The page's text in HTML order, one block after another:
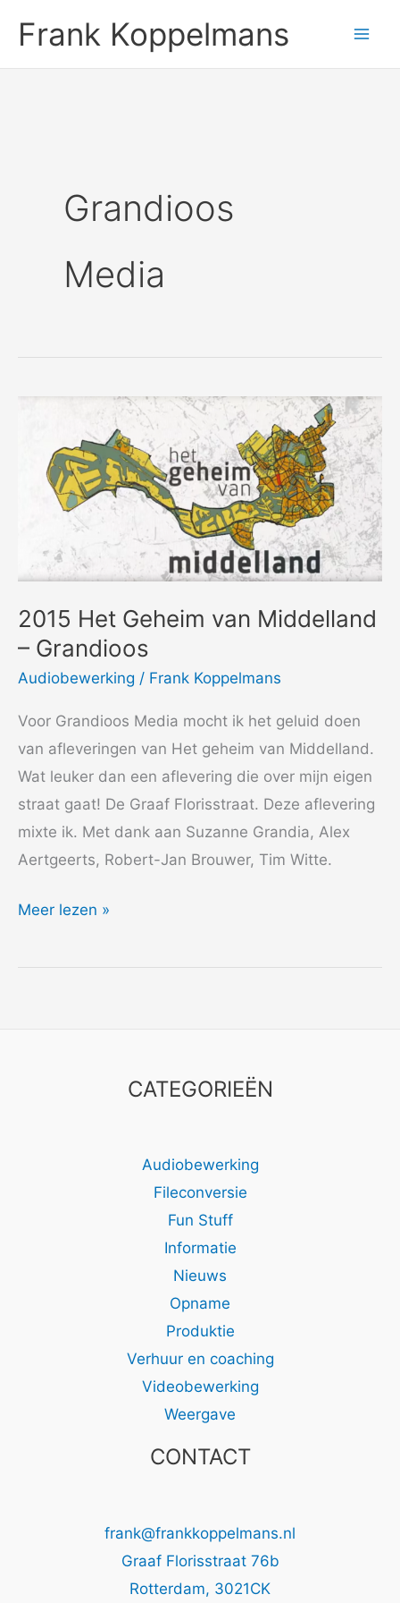
naar
de
Frank Koppelmans
Grandioos
Media
2015 Het Geheim van Middelland
– Grandioos
Audiobewerking / Frank Koppelmans
Voor Grandioos Media mocht ik het geluid doen
van afleveringen van Het geheim van Middelland.
Wat leuker dan een aflevering die over mijn eigen
straat gaat! De Graaf Florisstraat. Deze aflevering
mixte ik. Met dank aan Suzanne Grandia, Alex
Aertgeerts, Robert-Jan Brouwer, Tim Witte.
2015
Geheim
Meer lezen »
CATEGORIEËN
Audiobewerking
Fileconversie
Fun Stuff
Informatie
Nieuws
Opname
Produktie
Verhuur en coaching
Videobewerking
Weergave
CONTACT
frank@frankkoppelmans.nl
Graaf Florisstraat 76b
Rotterdam, 3021CK